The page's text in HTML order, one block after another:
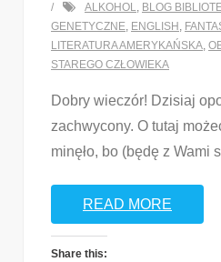
ALKOHOL, BLOG
GENETYCZNE, ENGLISH ,
LITERATURA AMERYKAŃSKA,
STAREGO CZŁOWIEKA
Dobry wieczór! Dzisiaj
zachwycony. O tutaj
minęło, bo (będę z Wami
READ MORE
Share this: